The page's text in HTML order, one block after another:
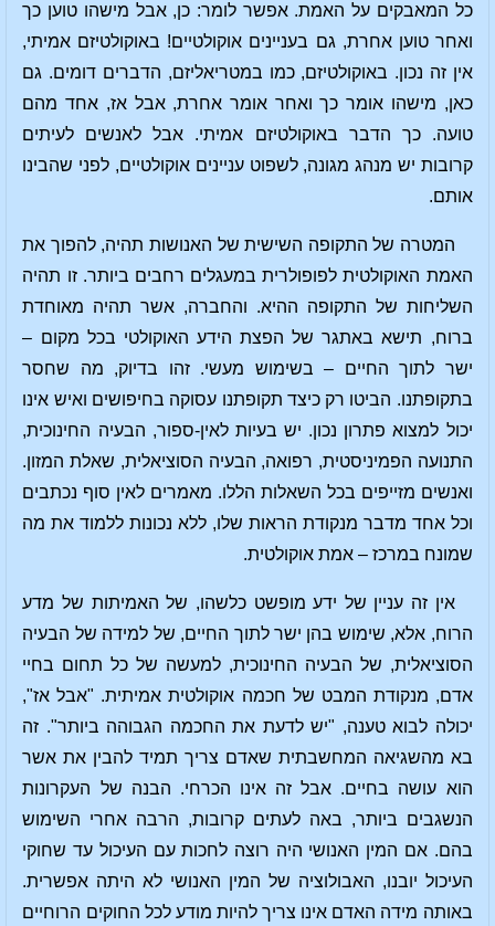
כל המאבקים על האמת. אפשר לומר: כן, אבל מישהו טוען כך
ואחר טוען אחרת, גם בעניינים אוקולטיים! באוקולטיזם אמיתי,
אין זה נכון. באוקולטיזם, כמו במטריאליזם, הדברים דומים. גם
כאן, מישהו אומר כך ואחר אומר אחרת, אבל אז, אחד מהם
טועה. כך הדבר באוקולטיזם אמיתי. אבל לאנשים לעיתים
קרובות יש מנהג מגונה, לשפוט עניינים אוקולטיים, לפני שהבינו
אותם.
המטרה של התקופה השישית של האנושות תהיה, להפוך את
האמת האוקולטית לפופולרית במעגלים רחבים ביותר. זו תהיה
השליחות של התקופה ההיא. והחברה, אשר תהיה מאוחדת
ברוח, תישא באתגר של הפצת הידע האוקולטי בכל מקום –
ישר לתוך החיים – בשימוש מעשי. זהו בדיוק, מה שחסר
בתקופתנו. הביטו רק כיצד תקופתנו עסוקה בחיפושים ואיש אינו
יכול למצוא פתרון נכון. יש בעיות לאין-ספור, הבעיה החינוכית,
התנועה הפמיניסטית, רפואה, הבעיה הסוציאלית, שאלת המזון.
ואנשים מזייפים בכל השאלות הללו. מאמרים לאין סוף נכתבים
וכל אחד מדבר מנקודת הראות שלו, ללא נכונות ללמוד את מה
שמונח במרכז – אמת אוקולטית.
אין זה עניין של ידע מופשט כלשהו, של האמיתות של מדע
הרוח, אלא, שימוש בהן ישר לתוך החיים, של למידה של הבעיה
הסוציאלית, של הבעיה החינוכית, למעשה של כל תחום בחיי
אדם, מנקודת המבט של חכמה אוקולטית אמיתית. "אבל אז",
יכולה לבוא טענה, "יש לדעת את החכמה הגבוהה ביותר". זה
בא מהשגיאה המחשבתית שאדם צריך תמיד להבין את אשר
הוא עושה בחיים. אבל זה אינו הכרחי. הבנה של העקרונות
הנשגבים ביותר, באה לעתים קרובות, הרבה אחרי השימוש
בהם. אם המין האנושי היה רוצה לחכות עם העיכול עד שחוקי
העיכול יובנו, האבולוציה של המין האנושי לא היתה אפשרית.
באותה מידה האדם אינו צריך להיות מודע לכל החוקים הרוחיים